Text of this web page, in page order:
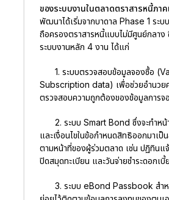
ของระบบงานในตลาดตราสารหนี้ภาค
พัฒนาได้เริ่มจากบาดาล Phase 1 ระบ
ถือครองตราสารหนี้แบบไม่มีศูนย์กลาง
ระบบงานหลัก 4 งาน ได้แก่
1. ระบบตรวจสอบข้อมูลจองซื้อ
Subscription data) เพื่อช่วยอำนวยค
ตรวจสอบความถูกต้องของข้อมูลการจ
2. ระบบ Smart Bond ซึ่งจะทำห
และเงื่อนไขในข้อกำหนดสิทธิออกมาเป็
ตามหน้าที่ของผู้ร่วมตลาด เช่น ปฏิทินแ
ปิดสมุดทะเบียน และวันจ่ายชำระดอกเ
3. ระบบ eBond Passbook สำ